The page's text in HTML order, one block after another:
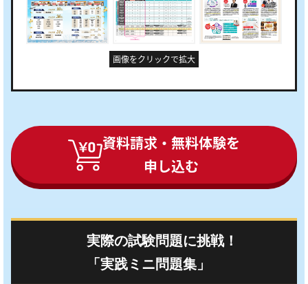
画像をクリックで拡大
資料請求・無料体験を
申し込む
実際の試験問題に挑戦！
「実践ミニ問題集」